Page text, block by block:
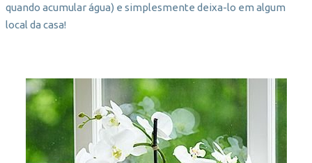
quando acumular água) e simplesmente deixa-lo em algum
local da casa!